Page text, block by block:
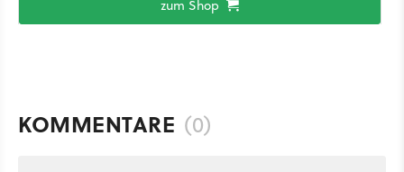
zum Shop
KOMMENTARE (0)